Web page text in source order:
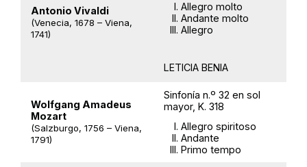
Antonio Vivaldi
(Venecia, 1678 – Viena,
1741)
Allegro molto
Andante molto
Allegro
LETICIA BENIA
Wolfgang Amadeus
Mozart
(Salzburgo, 1756 – Viena,
1791)
Sinfonía n.º 32 en sol
mayor, K. 318
Allegro spiritoso
Andante
Primo tempo